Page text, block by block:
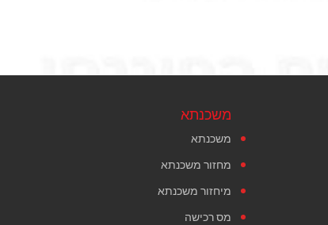
משכנתא
משכנתא
מחזור משכנתא
מיחזור משכנתא
מס רכישה